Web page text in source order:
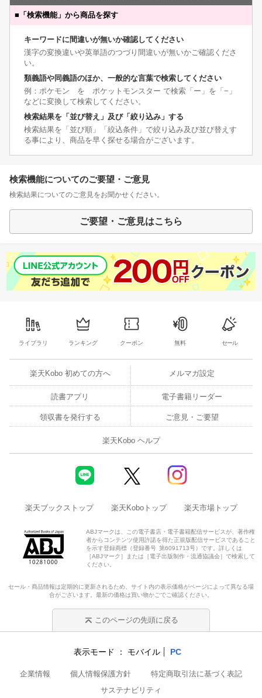
■ 「検索機能」から商品を探す
キーワードに間違いが無いか確認してください
漢字の変換違いや英単語のつづり間違いが無いかご確認くださ
い。
類義語や同義語のほか、一般的な言葉で検索してください
例：ポケモン を ポケットモンスター で検索「ー」を「−」
などに変換して検索してください。
検索結果を「並び替え」及び「絞り込み」する
検索結果を「並び順」「絞込条件」で絞り込み及び並び替えす
る事により、商品を早く探せる場合がございます。
検索機能についてのご要望・ご意見
検索結果についてのご意見をお聞かせください。
ご要望・ご意見はこちら
ライブラリ ランキング クーポン 無料 セール
楽天Kobo 初めての方へ メルマガ設定
読書アプリ 電子書籍リーダー
領収書を発行する ご意見・ご要望
楽天Kobo ヘルプ
楽天ブックストップ 楽天Koboトップ 楽天市場トップ
ABJマークは、この電子書店・電子書籍配信サービスが、著作権
者からコンテンツ使用許諾を得た正規版配信サービスであること
を示す登録商標（登録番号 第6091713号）です。詳しくは
［ABJマーク］または［電子出版制作・流通協議会］で検索して
ください。
セール・商品情報は定期的に更新されるため、サイト内の表示価格がページによって異なる場
合がございます。最新の価格は買い物かごでご確認ください。
このページの先頭に戻る
表示モード モバイル PC
企業情報 個人情報保護方針
特定商取引法に基づく表記
サステナビリティ